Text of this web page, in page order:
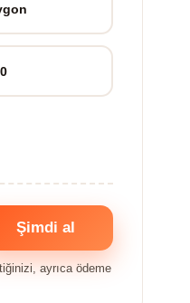
Şimdi al
ayrıca ödeme